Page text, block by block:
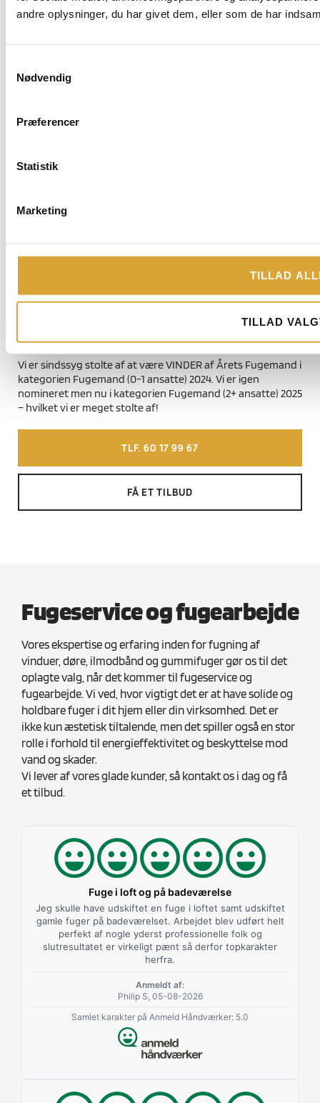
andre oplysninger, du har givet dem, eller som de har
Nødvendig
Præferencer
Statistik
Marketing
TILLAD
TILLAD
Årets Fugemand
Vi er sindssyg stolte af at være VINDER af Årets Fugemand i
kategorien Fugemand (0-1 ansatte) 2024. Vi er igen
nomineret men nu i kategorien Fugemand (2+ ansatte) 2025
– hvilket vi er meget stolte af!
TLF. 60 17 99 67
FÅ ET TILBUD
Fugeservice og fugearbejde
Vores ekspertise og erfaring inden for fugning af
vinduer, døre, ilmodbånd og gummifuger gør os til det
oplagte valg, når det kommer til fugeservice og
fugearbejde. Vi ved, hvor vigtigt det er at have solide og
holdbare fuger i dit hjem eller din virksomhed. Det er
ikke kun æstetisk tiltalende, men det spiller også en stor
rolle i forhold til energieffektivitet og beskyttelse mod
vand og skader.
Vi lever af vores glade kunder, så kontakt os i dag og få
et tilbud.
Fuge i loft og på badeværelse
Jeg skulle have udskiftet en fuge i loftet samt udskiftet
gamle fuger på badeværelset. Arbejdet blev udført helt
perfekt af nogle yderst professionelle folk og
slutresultatet er virkeligt pænt så derfor topkarakter
herfra.
Anmeldt af:
Philip S, 05-08-2026
Samlet karakter på Anmeld Håndværker: 5.0